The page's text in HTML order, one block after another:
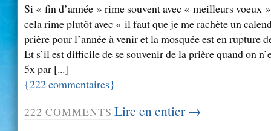
Si « fin d’année » rime souvent avec « meilleurs voeux
cela rime plutôt avec « il faut que je me rachète un
prière pour l’année à venir et la mosquée est en rupture
Et s’il est difficile de se souvenir de la prière quand on
5x par [...]
{222commentaires}
222 COMMENTS Lire en entier →